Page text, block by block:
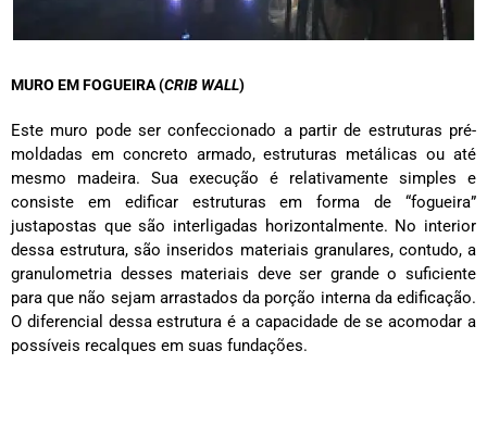
MURO EM FOGUEIRA (CRIB WALL)
Este muro pode ser confeccionado a partir de estruturas pré-
moldadas em concreto armado, estruturas metálicas ou até
mesmo madeira. Sua execução é relativamente simples e
consiste em edificar estruturas em forma de “fogueira”
justapostas que são interligadas horizontalmente. No interior
dessa estrutura, são inseridos materiais granulares, contudo, a
granulometria desses materiais deve ser grande o suficiente
para que não sejam arrastados da porção interna da edificação.
O diferencial dessa estrutura é a capacidade de se acomodar a
possíveis recalques em suas fundações.